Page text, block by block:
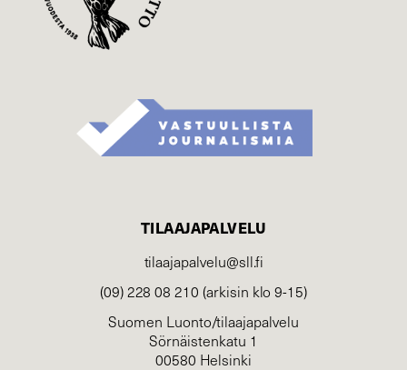
TILAAJAPALVELU
tilaajapalvelu@sll.fi
(09) 228 08 210 (arkisin klo 9-15)
Suomen Luonto/tilaajapalvelu
Sörnäistenkatu 1
00580 Helsinki